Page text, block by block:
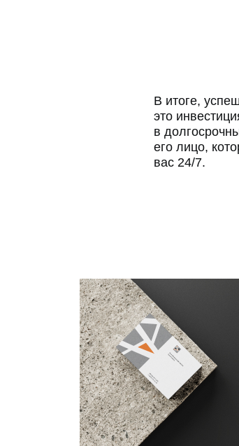
В итоге,
это
в
его лицо,
вас 24/7.